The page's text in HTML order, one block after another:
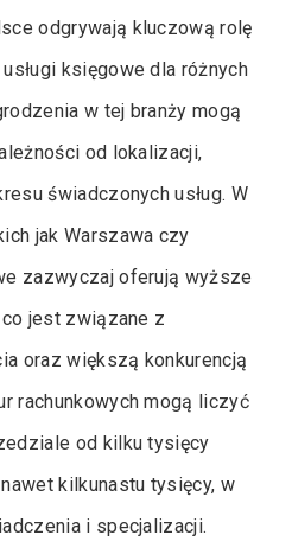
odgrywają kluczową rolę
księgowe dla różnych
w tej branży mogą
od lokalizacji,
świadczonych usług. W
jak Warszawa czy
zazwyczaj oferują wyższe
jest związane z
oraz większą konkurencją
rachunkowych mogą liczyć
od kilku tysięcy
kilkunastu tysięcy, w
i specjalizacji.